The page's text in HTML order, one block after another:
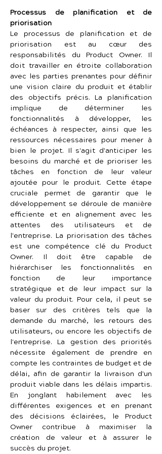
Processus de planification et de
priorisation
Le processus de planification et de
priorisation est au cœur des
responsabilités du Product Owner. Il
doit travailler en étroite collaboration
avec les parties prenantes pour définir
une vision claire du produit et établir
des objectifs précis. La planification
implique de déterminer les
fonctionnalités à développer, les
échéances à respecter, ainsi que les
ressources nécessaires pour mener à
bien le projet. Il s'agit d'anticiper les
besoins du marché et de prioriser les
tâches en fonction de leur valeur
ajoutée pour le produit. Cette étape
cruciale permet de garantir que le
développement se déroule de manière
efficiente et en alignement avec les
attentes des utilisateurs et de
l'entreprise. La priorisation des tâches
est une compétence clé du Product
Owner. Il doit être capable de
hiérarchiser les fonctionnalités en
fonction de leur importance
stratégique et de leur impact sur la
valeur du produit. Pour cela, il peut se
baser sur des critères tels que la
demande du marché, les retours des
utilisateurs, ou encore les objectifs de
l'entreprise. La gestion des priorités
nécessite également de prendre en
compte les contraintes de budget et de
délai, afin de garantir la livraison d'un
produit viable dans les délais impartis.
En jonglant habilement avec les
différentes exigences et en prenant
des décisions éclairées, le Product
Owner contribue à maximiser la
création de valeur et à assurer le
succès du projet.